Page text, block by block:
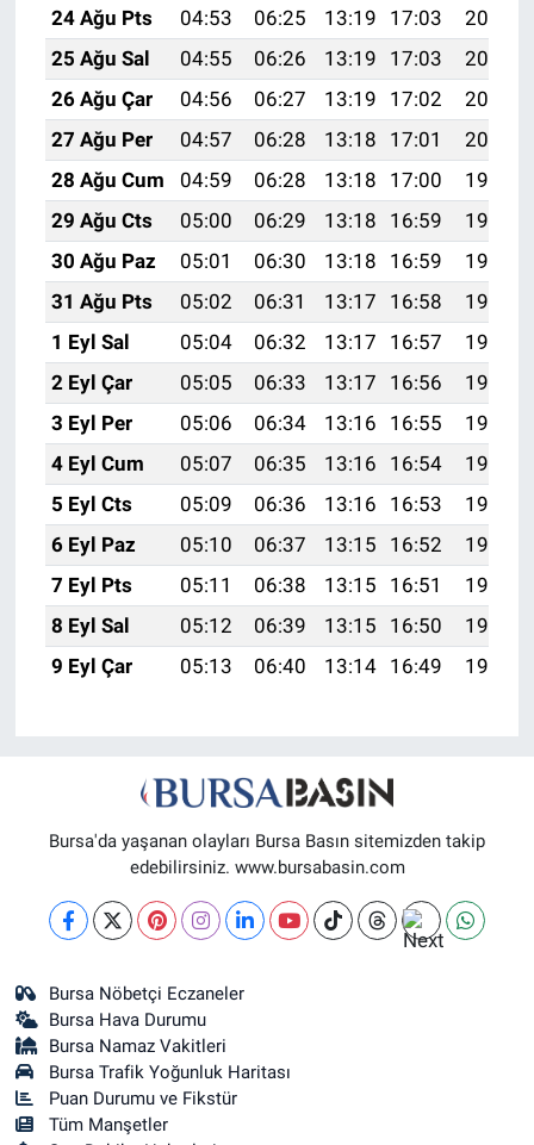
24 Ağu Pts
04:53 06:25 13:19 17:03
20:04
25 Ağu Sal
04:55 06:26 13:19 17:03
20:03
26 Ağu Çar
04:56 06:27 13:19 17:02
20:01
27 Ağu Per
04:57 06:28 13:18 17:01
20:00
28 Ağu Cum
04:59 06:28 13:18 17:00
19:58
29 Ağu Cts
05:00 06:29 13:18 16:59
19:56
30 Ağu Paz
05:01 06:30 13:18 16:59
19:55
31 Ağu Pts
05:02 06:31 13:17 16:58
19:53
1 Eyl Sal
05:04 06:32 13:17 16:57
19:52
2 Eyl Çar
05:05 06:33 13:17 16:56
19:50
3 Eyl Per
05:06 06:34 13:16 16:55
19:49
4 Eyl Cum
05:07 06:35 13:16 16:54
19:47
5 Eyl Cts
05:09 06:36 13:16 16:53
19:45
6 Eyl Paz
05:10 06:37 13:15 16:52
19:44
7 Eyl Pts
05:11 06:38 13:15 16:51
19:42
8 Eyl Sal
05:12 06:39 13:15 16:50
19:41
9 Eyl Çar
05:13 06:40 13:14 16:49 19:39
Bursa'da yaşanan olayları Bursa Basın sitemizden takip
edebilirsiniz. www.bursabasin.com
Bursa Nöbetçi Eczaneler
Bursa Hava Durumu
Bursa Namaz Vakitleri
Bursa Trafik Yoğunluk Haritası
Puan Durumu ve Fikstür
Tüm Manşetler